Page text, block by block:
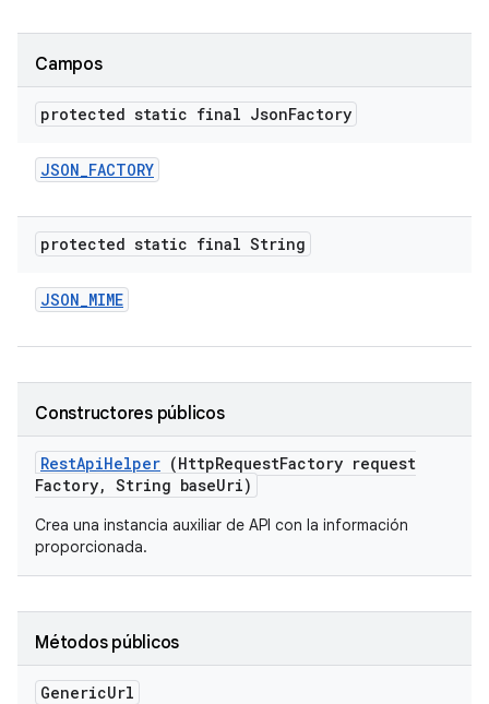
Campos
protected static final JsonFactory
JSON_FACTORY
protected static final String
JSON_MIME
Constructores públicos
RestApiHelper (HttpRequestFactory request
Factory, String baseUri)
Crea una instancia auxiliar de API con la información
proporcionada.
Métodos públicos
GenericUrl